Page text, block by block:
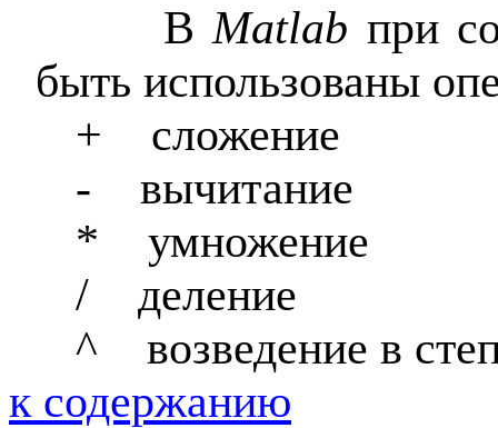
ВMatlab при
быть использованы
+
сложение
-
вычитание
*
умножение
/
деление
^
возведение в
к содержанию